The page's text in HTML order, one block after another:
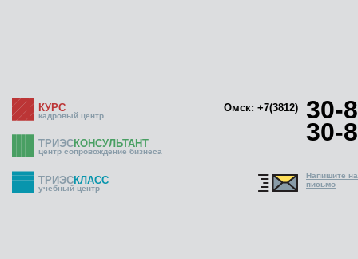
КУРС
кадровый центр
Омск: +7(3812) 30-
30-
ТРИЭСКОНСУЛЬТАНТ
центр сопровождение бизнеса
ТРИЭСКЛАСС
учебный центр
Напишите
письмо